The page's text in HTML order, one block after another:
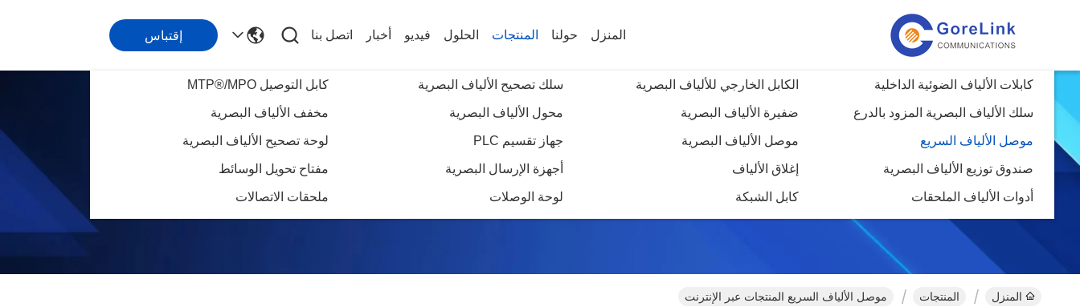
المنزل حولنا المنتجات
كابلات الألياف الضوئية الداخلية الكابل الخارجي للألياف البصرية سلك تصحيح الألياف البصرية كابل التوصيل MTP®/MPO
سلك الألياف البصرية المزود بالدرع ضفيرة الألياف البصرية محول الألياف البصرية مخفف الألياف البصرية
موصل الألياف السريع موصل الألياف البصرية جهاز تقسيم PLC لوحة تصحيح الألياف البصرية
صندوق توزيع الألياف البصرية إغلاق الألياف أجهزة الإرسال البصرية مفتاح تحويل الوسائط
أدوات الألياف الملحقات كابل الشبكة لوحة الوصلات ملحقات الاتصالات
الحلول فيديو أخبار اتصل بنا إقتباس
موصل الألياف السريع
المنزل المنتجات موصل الألياف السريع المنتجات عبر الإنترنت